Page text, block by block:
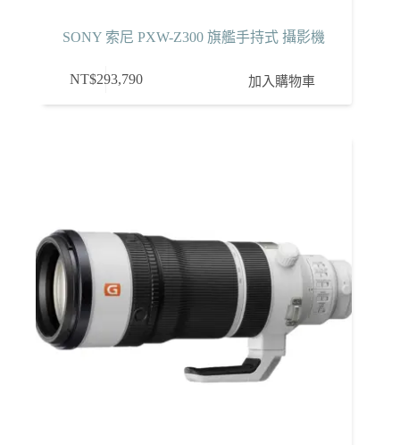
SONY 索尼 PXW-Z300 旗艦手持式 攝影機
NT$293,790 加入購物車